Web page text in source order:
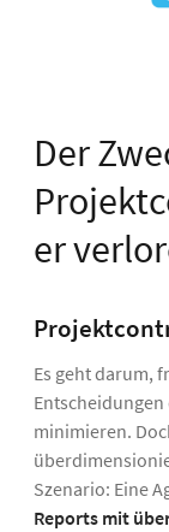
Der
er
Es geht darum,
minimieren.
Szenario: Eine
Reports mit